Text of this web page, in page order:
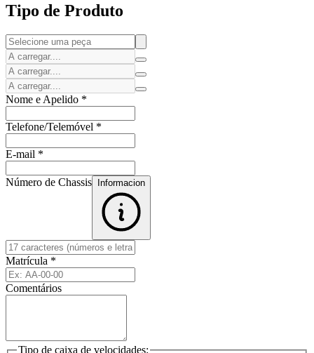
Tipo de Produto
Nome e Apelido *
Telefone/Telemóvel *
E-mail *
Número de Chassis Informacion
Matrícula *
Comentários
Tipo de caixa de velocidades: